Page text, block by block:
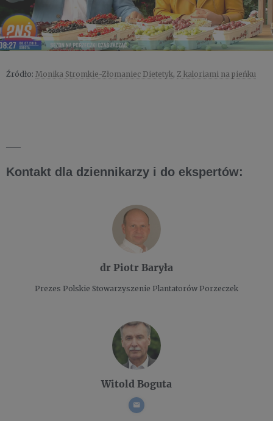
Źródło: Monika Stromkie-Złomaniec Dietetyk, Z kaloriami na pieńku
Kontakt dla dziennikarzy i do ekspertów:
dr Piotr Baryła
Prezes Polskie Stowarzyszenie Plantatorów Porzeczek
Witold Boguta